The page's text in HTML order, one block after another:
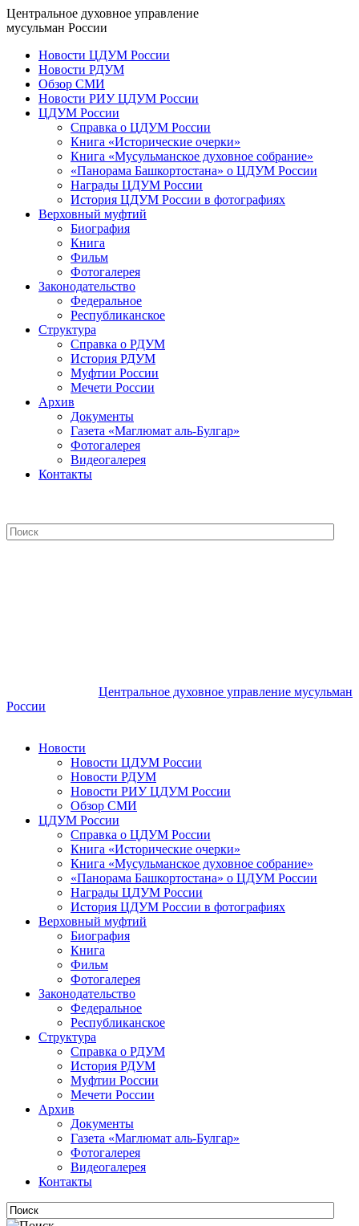
Центральное духовное управление
мусульман России
Новости ЦДУМ России
Новости РДУМ
Обзор СМИ
Новости РИУ ЦДУМ России
ЦДУМ России
Справка о ЦДУМ России
Книга «Исторические очерки»
Книга «Мусульманское духовное собрание»
«Панорама Башкортостана» о ЦДУМ России
Награды ЦДУМ России
История ЦДУМ России в фотографиях
Верховный муфтий
Биография
Книга
Фильм
Фотогалерея
Законодательство
Федеральное
Республиканское
Структура
Справка о РДУМ
История РДУМ
Муфтии России
Мечети России
Архив
Документы
Газета «Маглюмат аль-Булгар»
Фотогалерея
Видеогалерея
Контакты
Центральное духовное управление мусульман
России
Новости
Новости ЦДУМ России
Новости РДУМ
Новости РИУ ЦДУМ России
Обзор СМИ
ЦДУМ России
Справка о ЦДУМ России
Книга «Исторические очерки»
Книга «Мусульманское духовное собрание»
«Панорама Башкортостана» о ЦДУМ России
Награды ЦДУМ России
История ЦДУМ России в фотографиях
Верховный муфтий
Биография
Книга
Фильм
Фотогалерея
Законодательство
Федеральное
Республиканское
Структура
Справка о РДУМ
История РДУМ
Муфтии России
Мечети России
Архив
Документы
Газета «Маглюмат аль-Булгар»
Фотогалерея
Видеогалерея
Контакты